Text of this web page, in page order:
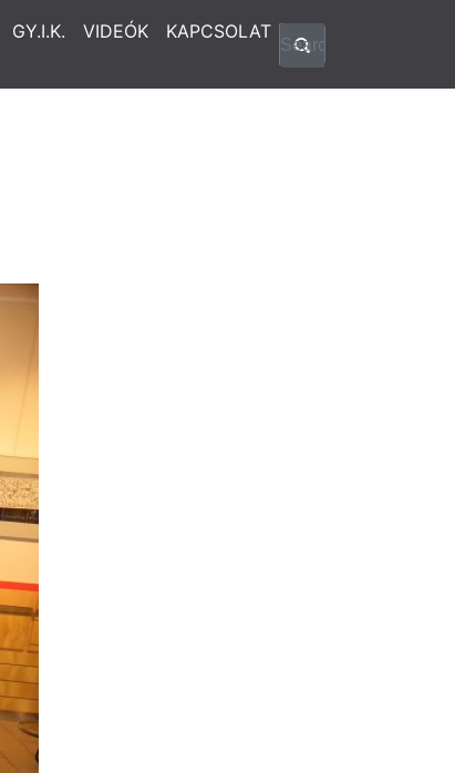
GY.I.K. VIDEÓK KAPCSOLAT